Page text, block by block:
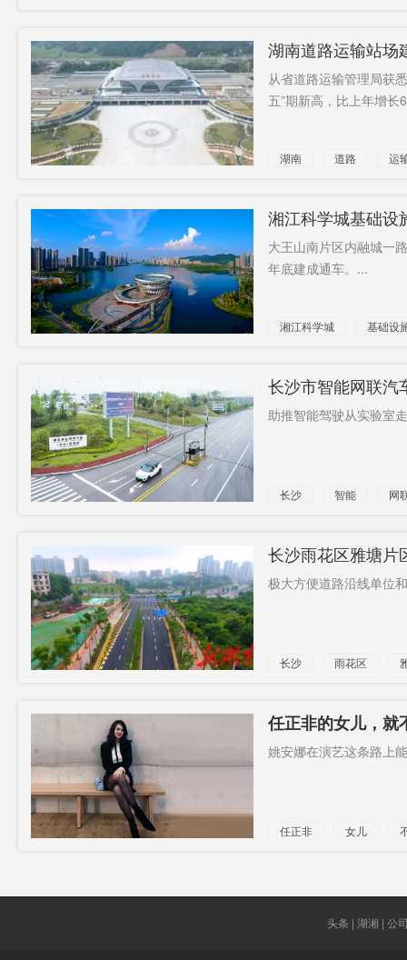
湖南道路运输站场
长60%
从省道路运输管理局获
五”期新高，比上年增长
湖南 道路 运
湘江科学城基础设
底建成通车
大王山南片区内融城一
年底建成通车。...
湘江科学城 基础设
长沙市智能网联汽
助推智能驾驶从实验室
长沙 智能 网
长沙雨花区雅塘片
极大方便道路沿线单位
长沙 雨花区
任正非的女儿，就
姚安娜在演艺这条路上
任正非 女儿
头条 | 湖湘 | 公